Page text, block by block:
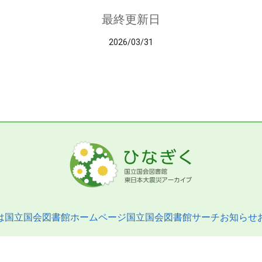
最終更新日
2026/03/31
国立国会図書館ホームページ国立国会図書館サーチお知らせ